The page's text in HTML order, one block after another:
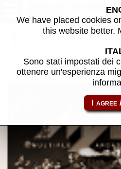
Atomic
MAME
Condividi la pagina usando
atom_rom-atmwin11
We have placed cookies
this website better.
Sono stati impostati dei
ottenere un'esperienza